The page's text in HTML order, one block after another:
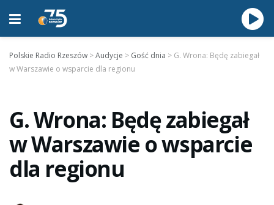
Polskie Radio Rzeszów >Audycje > Gość dnia > G. Wrona: Będę zabiegał
w Warszawie o wsparcie dla regionu
G. Wrona: Będę zabiegał
w Warszawie o wsparcie
dla regionu